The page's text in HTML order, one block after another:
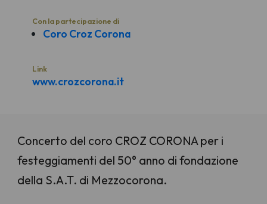
Con la partecipazione di
Coro Croz Corona
Link
www.crozcorona.it
Concerto del coro CROZ CORONA per i
festeggiamenti del 50° anno di fondazione
della S.A.T. di Mezzocorona.